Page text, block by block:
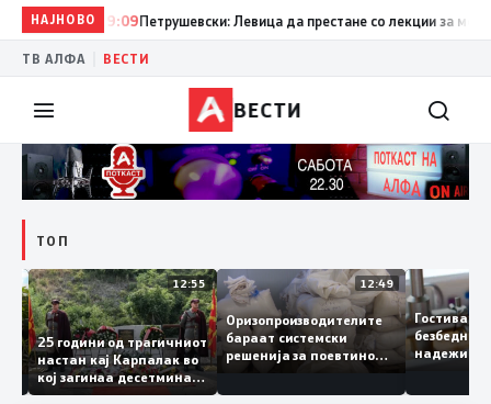
НАЈНОВО
19:09 Петрушевски: Левица да престане со лекции за морал и
ТВ АЛФА ВЕСТИ
ВЕСТИ
ТОП
13:04 12:55
25 години од трагичниот
настан кај Карпалак во
кој загинаа десетмина
македонски бранители
12:49
Оризопроизводителите
бараат системски
решенија за поевтино
производство